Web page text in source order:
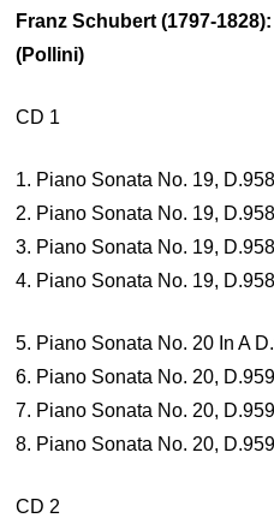
Franz Schubert (1797-
(Pollini)
CD 1
1. Piano Sonata No. 19,
2. Piano Sonata No. 19,
3. Piano Sonata No. 19,
4. Piano Sonata No. 19,
5. Piano Sonata No. 20 In A
6. Piano Sonata No. 20,
7. Piano Sonata No. 20,
8. Piano Sonata No. 20,
CD 2